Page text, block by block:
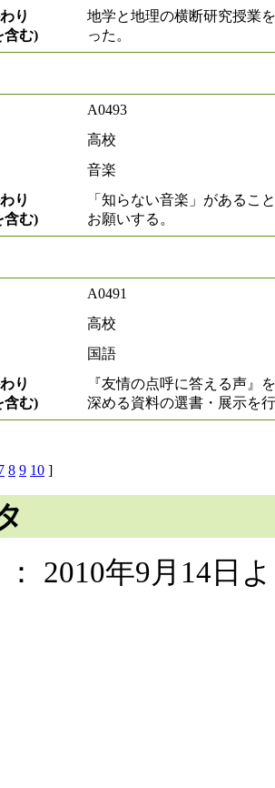
り
含む)
地学と地理の横断研究授業
った。
A0493
高校
音楽
り
含む)
「知らない音楽」があるこ
お願いする。
A0491
高校
国語
り
含む)
『友情の点呼に答える声』
深める資料の選書・展示を
8 9 10 ]
： 2010年9月14日